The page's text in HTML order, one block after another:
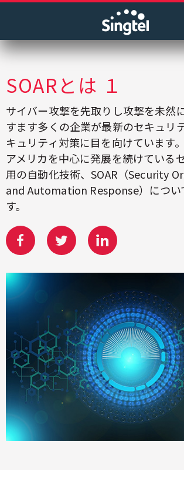
SOARとは １
サイバー攻撃を先取りし攻撃を未然
すます多くの企業が最新のセキュリ
キュリティ対策に目を向けています
アメリカを中心に発展を続けている
用の自動化技術、SOAR（Security
and Automation Response）につい
す。